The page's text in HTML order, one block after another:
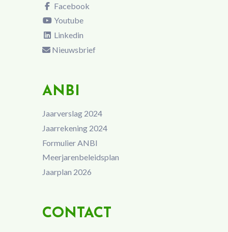
Facebook
Youtube
Linkedin
Nieuwsbrief
ANBI
Jaarverslag 2024
Jaarrekening 2024
Formulier ANBI
Meerjarenbeleidsplan
Jaarplan 2026
CONTACT